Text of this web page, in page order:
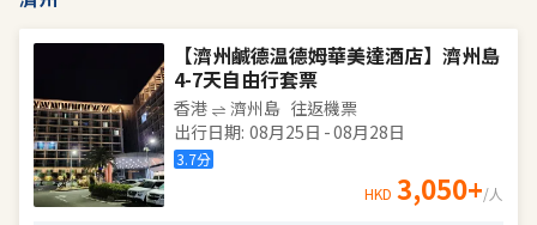
【濟州鹹德温德姆華美達酒店】濟州島
4-7天自由行套票
香港 濟州島 往返機票
出行日期: 08月25日 -08月28日
3.7分
HKD 3,050+/人